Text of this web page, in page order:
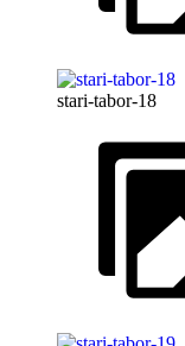
stari-tabor-18